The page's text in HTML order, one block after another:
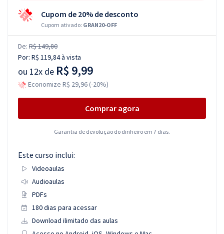
Cupom de 20% de desconto
Cupom ativado: GRAN20-OFF
De: R$ 149,80
Por: R$ 119,84à vista
ou 12x de R$ 9,99
Economize R$ 29,96 (-20%)
Comprar agora
Garantia de devolução do dinheiro em 7 dias.
Este curso inclui:
Videoaulas
Audioaulas
PDFs
180 dias para acessar
Download ilimitado das aulas